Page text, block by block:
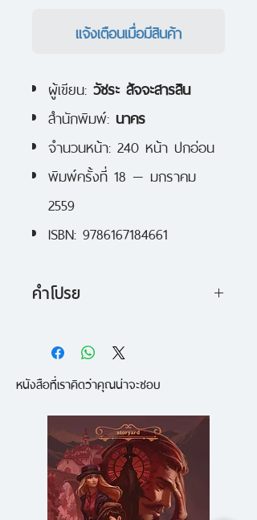
แจ้งเตือนเมื่อมีสินค้า
ผู้เขียน: วัชระ สัจจะสารสิน
สำนักพิมพ์: นาคร
จำนวนหน้า: 240 หน้า ปกอ่อน
พิมพ์ครั้งที่ 18 — มกราคม
2559
ISBN: 9786167184661
คำโปรย
อย่าง ของนักเขียนคลื่นลูกใหม่ วัชระ
สัจจะสารสิน เป็นงานเขียนที่ผูกติด
กับความเป็นไปของสังคมเพื่อตั้ง
คำถามกับประชาธิปไตย การปฏิวัติ
เมืองที่เต็มไปด้วยขยะความเชื่อใน
ชนบทที่กำลังสั่นคลอนความแปลก
หนังสือที่เราคิดว่าคุณน่าจะชอบ